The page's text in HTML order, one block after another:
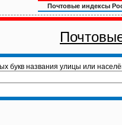
Почтовые индексы
букв названия улицы или